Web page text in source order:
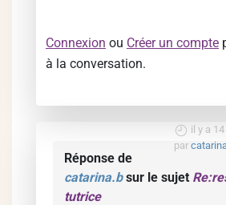
Connexion ou Créer un compte
à la conversation.
il y a
par
Réponse de
catarina.bsur le sujet
tutrice